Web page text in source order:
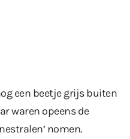
een beetje grijs buiten
waren opeens de
nomen.